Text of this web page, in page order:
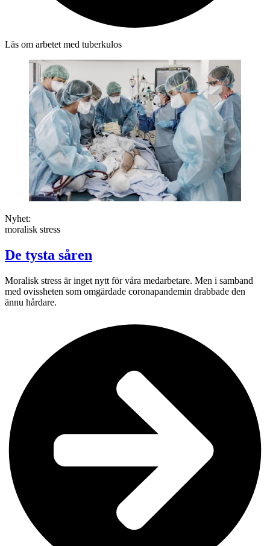
Läs om arbetet med tuberkulos
Nyhet:
moralisk stress
De tysta såren
Moralisk stress är inget nytt för våra medarbetare. Men i samband
med ovissheten som omgärdade coronapandemin drabbade den
ännu hårdare.